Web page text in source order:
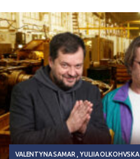
VALENTYNA SAMAR YULIIA OLKOHVSKA